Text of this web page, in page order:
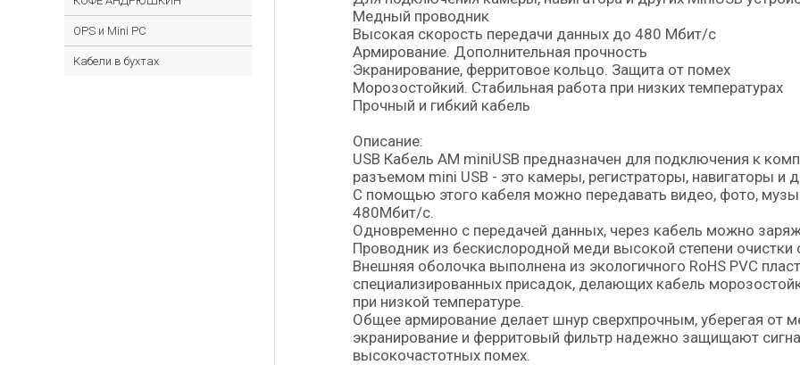
OPS и Mini PC
Кабели в бухтах
Медный проводник
Высокая скорость передачи данных до 480 Мбит/с
Армирование. Дополнительная прочность
Экранирование, ферритовое кольцо. Защита от помех
Морозостойкий. Стабильная работа при низких температурах
Прочный и гибкий кабель
Описание:
USB Кабель АМ miniUSB предназначен для подключения к
разъемом mini USB - это камеры, регистраторы, навигаторы и
С помощью этого кабеля можно передавать видео, фото,
480Мбит/c.
Одновременно с передачей данных, через кабель можно
Проводник из бескислородной меди высокой степени очистки
Внешняя оболочка выполнена из экологичного RoHS PVC
специализированных присадок, делающих кабель
при низкой температуре.
Общее армирование делает шнур сверхпрочным, уберегая от
экранирование и ферритовый фильтр надежно защищают
высокочастотных помех.